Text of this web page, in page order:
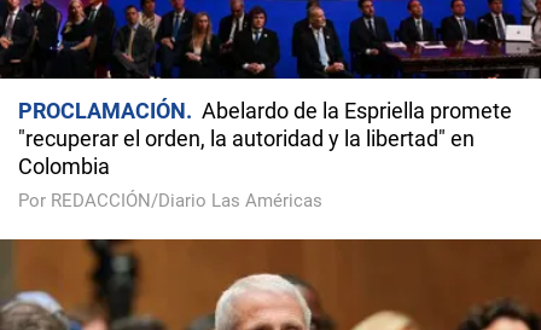
PROCLAMACIÓN
Abelardo de la Espriella promete
"recuperar el orden, la autoridad y la libertad" en
Colombia
Por REDACCIÓN/Diario Las Américas